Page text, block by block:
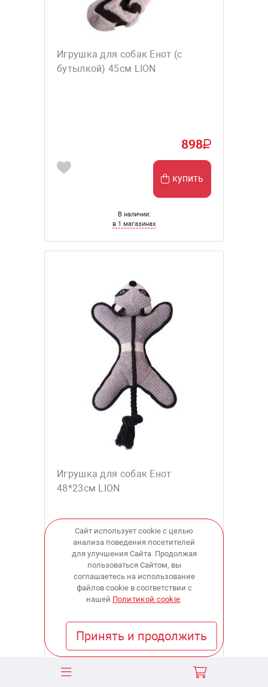
Игрушка для собак Енот (с
бутылкой) 45см LION
898
купить
В наличии:
в 1 магазинах
Игрушка для собак Енот
48*23см LION
1 014
купить
В наличии:
в 4 магазинах
Сайт использует cookie с целью
анализа поведения посетителей
для улучшения Сайта. Продолжая
пользоваться Сайтом, вы
соглашаетесь на использование
файлов cookie в соответствии с
нашей Политикой cookie.
Принять и продолжить